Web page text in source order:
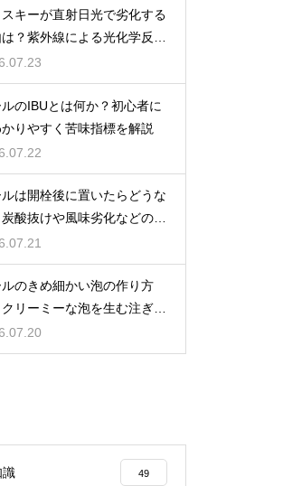
キーが直射日光で劣化する
？紫外線による光化学反応
が損なわれるため
ルのIBUとは何か？初心者に
かりやすく苦味指標を解説
ルは開栓後に置いたらどうな
酸抜けや風味劣化などの影
説
ルのきめ細かい泡の作り方
リーミーな泡を生む注ぎ方
識 49